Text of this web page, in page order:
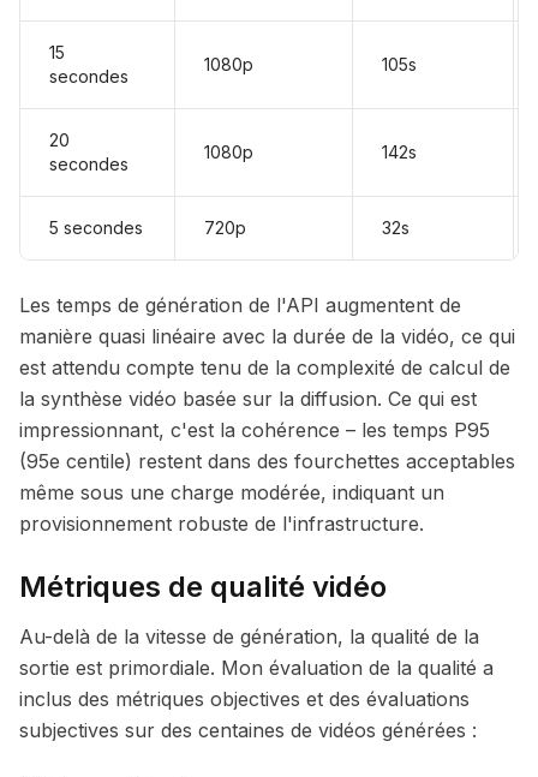
15
secondes
1080p 105s
20
secondes
1080p 142s
5 secondes 720p 32s
Les temps de génération de l'API augmentent de
manière quasi linéaire avec la durée de la vidéo, ce qui
est attendu compte tenu de la complexité de calcul de
la synthèse vidéo basée sur la diffusion. Ce qui est
impressionnant, c'est la cohérence – les temps P95
(95e centile) restent dans des fourchettes acceptables
même sous une charge modérée, indiquant un
provisionnement robuste de l'infrastructure.
Métriques de qualité vidéo
Au-delà de la vitesse de génération, la qualité de la
sortie est primordiale. Mon évaluation de la qualité a
inclus des métriques objectives et des évaluations
subjectives sur des centaines de vidéos générées :